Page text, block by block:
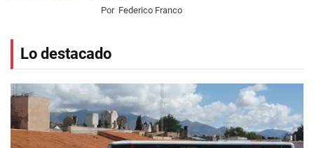
Por Federico Franco
Lo destacado